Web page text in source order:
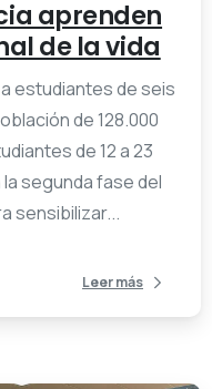
aprenden
de la vida
estudiantes de seis
de 128.000
de 12 a 23
segunda fase del
sensibilizar...
Leer más